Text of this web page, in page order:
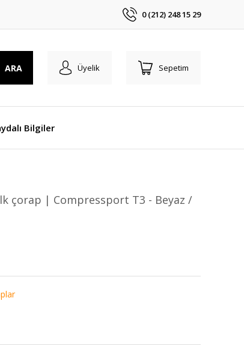
0 (212) 248 15 29
ARA Üyelik Sepetim
Bilgiler
çorap | Compressport T3 - Beyaz /